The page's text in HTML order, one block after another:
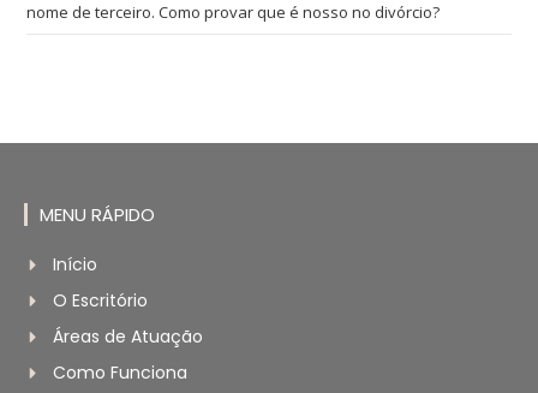
nome de terceiro. Como provar que é nosso no divórcio?
MENU RÁPIDO
Início
O Escritório
Áreas de Atuação
Como Funciona